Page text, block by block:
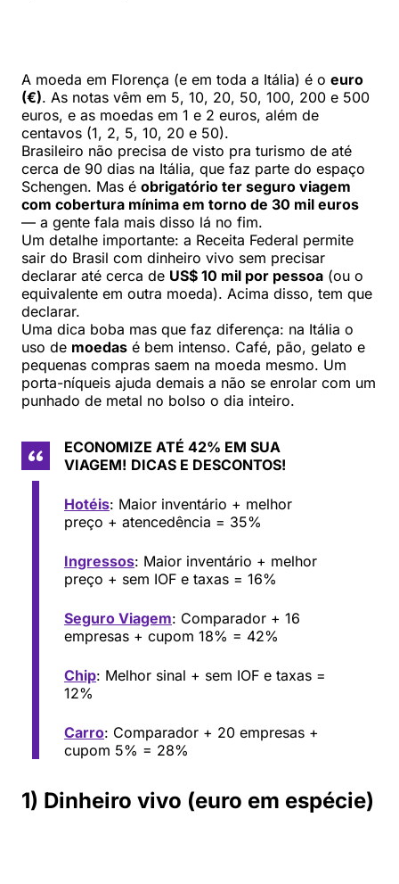
A moeda em Florença (e em toda a Itália) é o euro
(€). As notas vêm em 5, 10, 20, 50, 100, 200 e 500
euros, e as moedas em 1 e 2 euros, além de
centavos (1, 2, 5, 10, 20 e 50).
Brasileiro não precisa de visto pra turismo de até
cerca de 90 dias na Itália, que faz parte do espaço
Schengen. Mas é obrigatório ter seguro viagem
com cobertura mínima em torno de 30 mil euros
— a gente fala mais disso lá no fim.
Um detalhe importante: a Receita Federal permite
sair do Brasil com dinheiro vivo sem precisar
declarar até cerca de US$ 10 mil por pessoa (ou o
equivalente em outra moeda). Acima disso, tem que
declarar.
Uma dica boba mas que faz diferença: na Itália o
uso de moedas é bem intenso. Café, pão, gelato e
pequenas compras saem na moeda mesmo. Um
porta-níqueis ajuda demais a não se enrolar com um
punhado de metal no bolso o dia inteiro.
ECONOMIZE ATÉ 42% EM SUA
VIAGEM! DICAS E DESCONTOS!
Hotéis: Maior inventário + melhor
preço + atencedência = 35%
Ingressos: Maior inventário + melhor
preço + sem IOF e taxas = 16%
Seguro Viagem: Comparador + 16
empresas + cupom 18% = 42%
Chip: Melhor sinal + sem IOF e taxas =
12%
Carro: Comparador + 20 empresas +
cupom 5% = 28%
1) Dinheiro vivo (euro em espécie)